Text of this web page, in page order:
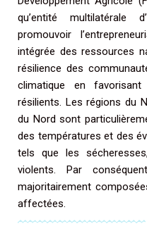
qu’entité multilatérale
promouvoir
intégrée des ressources
résilience des
climatique en
résilients. Les régions du
du Nord sont
des températures et des
tels que les
violents. Par
majoritairement
affectées.